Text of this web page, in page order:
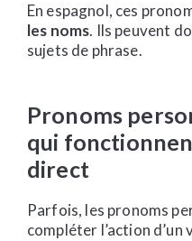
En espagnol, ces
les noms. Ils peuvent
sujets de phrase.
Pronoms
qui
direct
Parfois, les pronoms
compléter l’action d’un